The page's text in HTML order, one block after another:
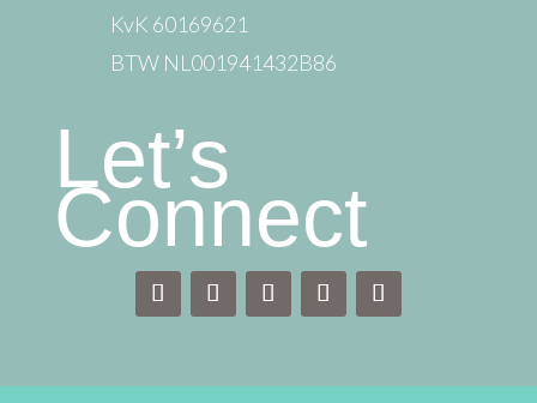
KvK 60169621
BTW NL001941432B86
Let’s
Connect